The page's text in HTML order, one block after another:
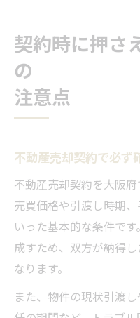
契約時に押さ
の
注意点
不動産売却契約で必ず
不動産売却契約を大阪
売買価格や引渡し時期
いった基本的な条件で
成すため、双方が納得
なります。
また、物件の現状引渡